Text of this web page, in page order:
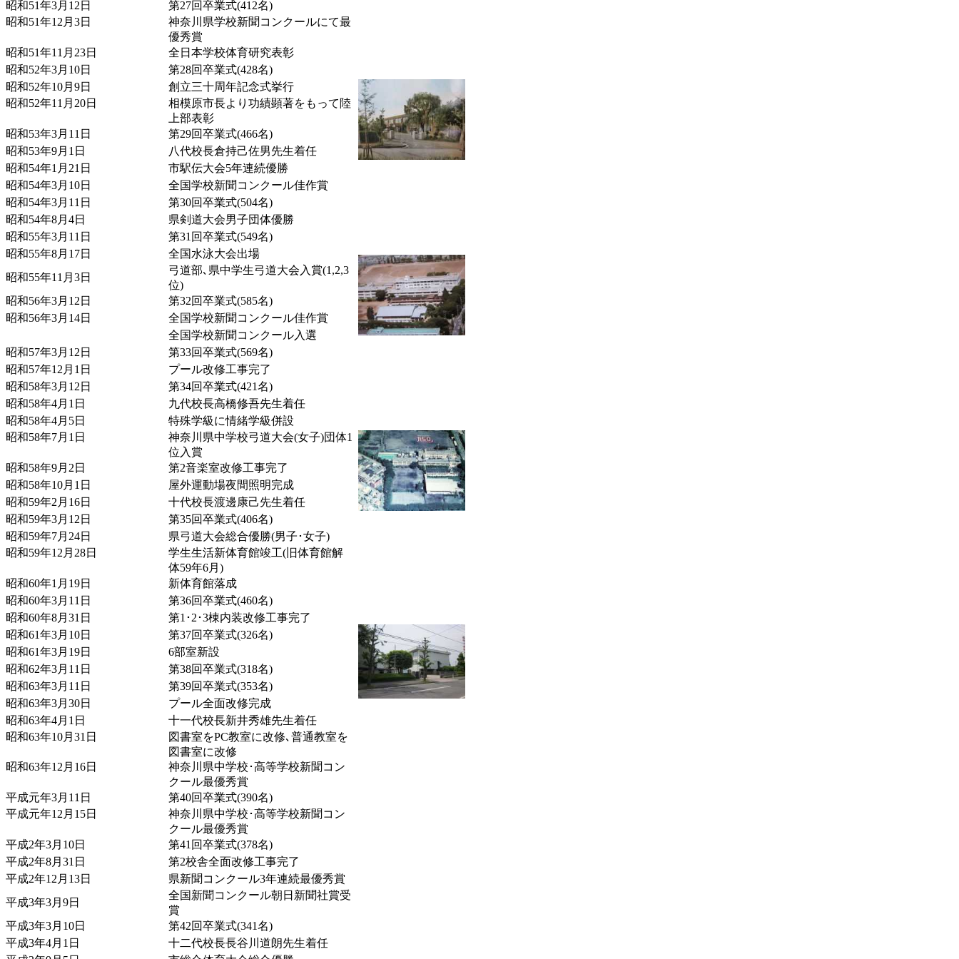
昭和51年3月12日
第27回卒業式(412名)
昭和51年12月3日
神奈川県学校新聞コンクールにて最
優秀賞
昭和51年11月23日
全日本学校体育研究表彰
昭和52年3月10日
第28回卒業式(428名)
昭和52年10月9日
創立三十周年記念式挙行
昭和52年11月20日
相模原市長より功績顕著をもって陸
上部表彰
昭和53年3月11日
第29回卒業式(466名)
昭和53年9月1日
八代校長倉持己佐男先生着任
昭和54年1月21日
市駅伝大会5年連続優勝
昭和54年3月10日
全国学校新聞コンクール佳作賞
昭和54年3月11日
第30回卒業式(504名)
昭和54年8月4日
県剣道大会男子団体優勝
昭和55年3月11日
第31回卒業式(549名)
昭和55年8月17日
全国水泳大会出場
昭和55年11月3日
弓道部､県中学生弓道大会入賞(1,2,3
位)
昭和56年3月12日
第32回卒業式(585名)
昭和56年3月14日
全国学校新聞コンクール佳作賞
全国学校新聞コンクール入選
昭和57年3月12日
第33回卒業式(569名)
昭和57年12月1日
プール改修工事完了
昭和58年3月12日
第34回卒業式(421名)
昭和58年4月1日
九代校長高橋修吾先生着任
昭和58年4月5日
特殊学級に情緒学級併設
昭和58年7月1日
神奈川県中学校弓道大会(女子)団体1
位入賞
昭和58年9月2日
第2音楽室改修工事完了
昭和58年10月1日
屋外運動場夜間照明完成
昭和59年2月16日
十代校長渡邊康己先生着任
昭和59年3月12日
第35回卒業式(406名)
昭和59年7月24日
県弓道大会総合優勝(男子･女子)
昭和59年12月28日
学生生活新体育館竣工(旧体育館解
体59年6月)
昭和60年1月19日
新体育館落成
昭和60年3月11日
第36回卒業式(460名)
昭和60年8月31日
第1･2･3棟内装改修工事完了
昭和61年3月10日
第37回卒業式(326名)
昭和61年3月19日
6部室新設
昭和62年3月11日
第38回卒業式(318名)
昭和63年3月11日
第39回卒業式(353名)
昭和63年3月30日
プール全面改修完成
昭和63年4月1日
十一代校長新井秀雄先生着任
昭和63年10月31日
図書室をPC教室に改修､普通教室を
図書室に改修
昭和63年12月16日
神奈川県中学校･高等学校新聞コン
クール最優秀賞
平成元年3月11日
第40回卒業式(390名)
平成元年12月15日
神奈川県中学校･高等学校新聞コン
クール最優秀賞
平成2年3月10日
第41回卒業式(378名)
平成2年8月31日
第2校舎全面改修工事完了
平成2年12月13日
県新聞コンクール3年連続最優秀賞
平成3年3月9日
全国新聞コンクール朝日新聞社賞受
賞
平成3年3月10日
第42回卒業式(341名)
平成3年4月1日
十二代校長長谷川道朗先生着任